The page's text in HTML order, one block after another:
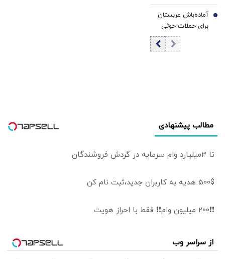
گزارش رسانه‌ها
ترامپ را دیوانه کرد
| ایران جسورتر می
موقت با ایران برای
بازگشایی تنگه
هرمز؟
آماده‌باش عربستان
برای حملات حوثی
ها و شبه نظامیان
عراقی/ مقام
7
مطالب پیشنهادی
تا 3میلیارد وام سرمایه در گردش فروشندگان
500$ هدیه به کاربران جدید،ثبت نام کن
❗❗200 میلیون وام❗❗ فقط با احراز هویت
از سراسر وب